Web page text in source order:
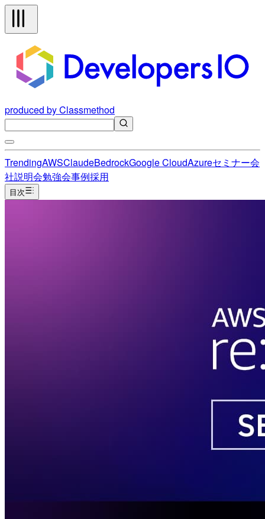
produced by Classmethod
TrendingAWSClaudeBedrockGoogle CloudAzureセミナー会
社説明会勉強会事例採用
目次